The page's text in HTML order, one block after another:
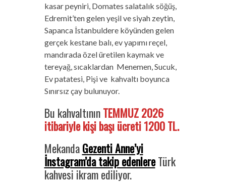
kasar peyniri, Domates salatalık söğüş,
Edremit’ten gelen yeşil ve siyah zeytin,
Sapanca İstanbuldere köyünden gelen
gerçek kestane balı, ev yapımı reçel,
mandırada özel üretilen kaymak ve
tereyağ, sıcaklardan Menemen, Sucuk,
Ev patatesi, Pişi ve kahvaltı boyunca
Sınırsız çay bulunuyor.
Bu kahvaltınınTEMMUZ 2026
itibariyle kişi başı ücreti 1200 TL.
MekandaGezenti Anne’yi
İnstagram’da takip edenlere Türk
kahvesi ikram ediliyor.